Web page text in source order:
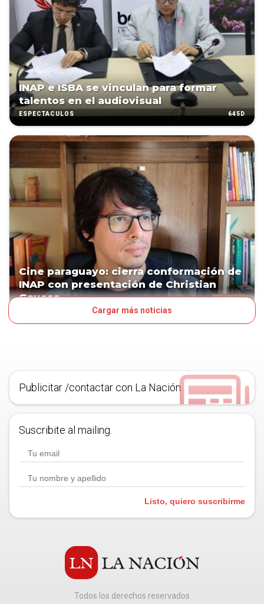
INAP e ISBA se vinculan para formar
talentos en el audiovisual
ESPECTÁCULOS 645D
Cine paraguayo: cierra conformación de
INAP con presentación de Christian
Gayoso
Cargar más noticias
Publicitar /contactar con La Nación
Suscribite al mailing.
Listo, quiero suscribirme
Todos los derechos reservados